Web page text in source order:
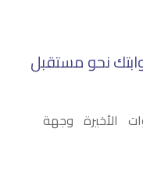
نحو مستقبل
الأخيرة وجهة